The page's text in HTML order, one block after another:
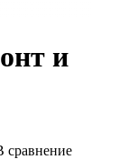
и
сравнение